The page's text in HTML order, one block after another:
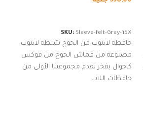
SKU: Sleeve-felt-Grey-15X
حافظة لابتوب من الجوخ شنطة لابتوب
مصنوعة من قماش الجوخ من فوكس
كاجوال بفخر نقدم مجموعتنا الأولى من
حافظات اللاب